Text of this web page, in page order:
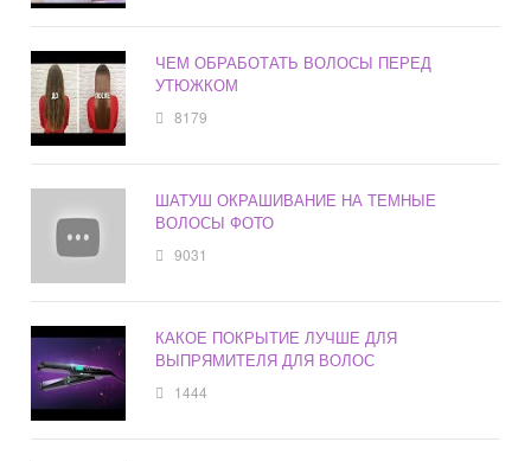
ЧЕМ ОБРАБОТАТЬ ВОЛОСЫ ПЕРЕД
УТЮЖКОМ
8179
ШАТУШ ОКРАШИВАНИЕ НА ТЕМНЫЕ
ВОЛОСЫ ФОТО
9031
КАКОЕ ПОКРЫТИЕ ЛУЧШЕ ДЛЯ
ВЫПРЯМИТЕЛЯ ДЛЯ ВОЛОС
1444